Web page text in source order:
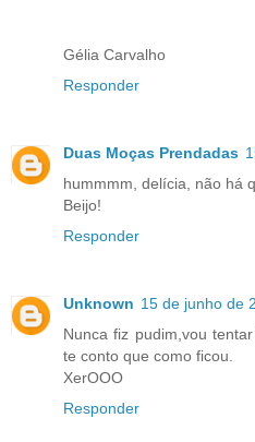
Gélia Carvalho
Responder
Duas Moças Prendadas
hummmm, delícia, não há
Beijo!
Responder
Unknown 15 de junho de
Nunca fiz pudim,vou
te conto que como ficou.
XerOOO
Responder